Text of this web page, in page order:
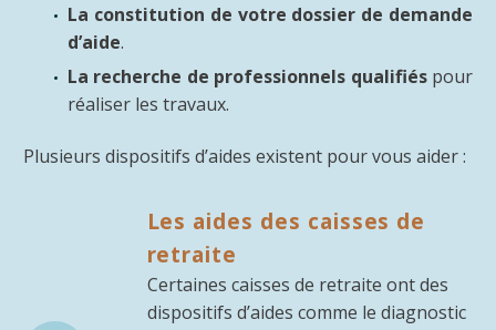
La constitution de votre dossier de demande
d’aide.
La recherche de professionnels qualifiéspour
réaliser les travaux.
Plusieurs dispositifs d’aides existent pour vous aider :
Les aides des caisses de
retraite
Certaines caisses de retraite ont des
dispositifs d’aides comme le diagnostic